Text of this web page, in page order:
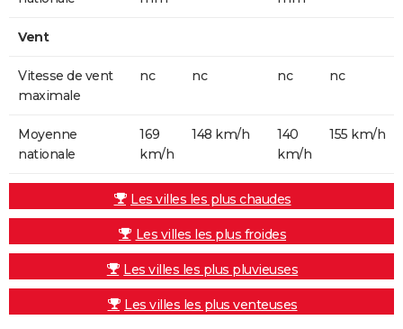
Vent
Vitesse de vent
maximale
nc nc nc nc
Moyenne
nationale
169
km/h
148 km/h
140
km/h
155 km/h
Les villes les plus chaudes
Les villes les plus froides
Les villes les plus pluvieuses
Les villes les plus venteuses